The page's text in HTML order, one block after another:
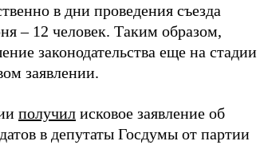
в дни проведения съезда
– 12 человек. Таким образом,
законодательства еще на стадии
заявлении.
получил исковое заявление об
в депутаты Госдумы от партии